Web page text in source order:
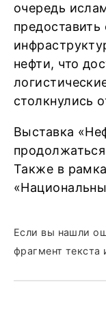
очередь
нефти, что
столкнулись
Выставка
Также в
Если вы нашли
фрагмент текста